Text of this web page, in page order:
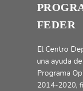
FEDER
El Centro
una ayuda
Programa
2014-2020,